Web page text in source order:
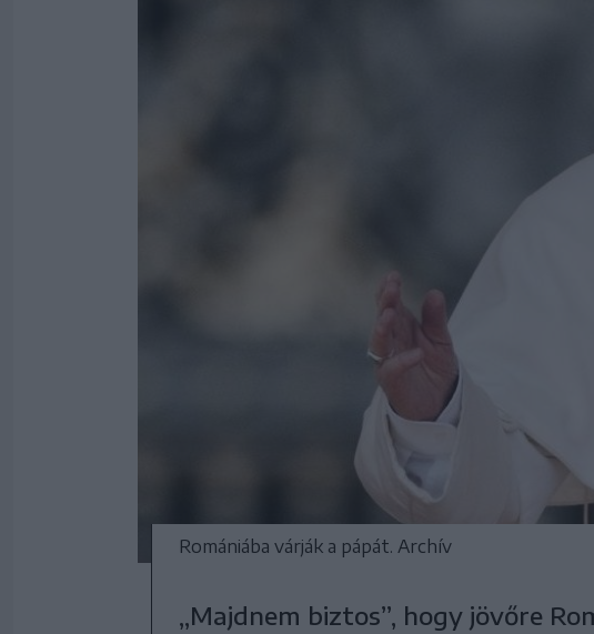
Romániába várják a pápát. Archív
„Majdnem biztos”, hogy jövőre